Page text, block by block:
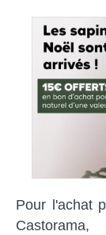
Pour l'achat
Castorama,